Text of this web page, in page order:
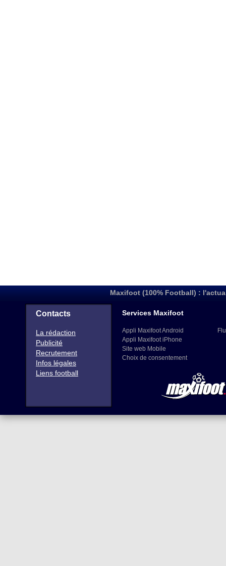
Maxifoot (100% Football) :
Contacts
La rédaction
Publicité
Recrutement
Infos légales
Liens football
Services Maxifoot
Appli Maxifoot Android
Appli Maxifoot iPhone
Site web Mobile
Choix de consentement